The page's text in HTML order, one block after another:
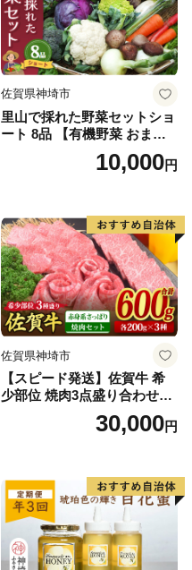
佐賀県神埼市
里山で採れた野菜セットショ
ート 8品 【有機野菜 おまか
せ野菜セット イタリア野菜
西洋野菜】(H078101)10,000円
佐賀県神埼市
【スピード発送】佐賀牛 希
少部位 焼肉3点盛り合わせ
【赤身系さっぱり】600g（2
00g×3種）A5 A4【希少 国産
30,000円